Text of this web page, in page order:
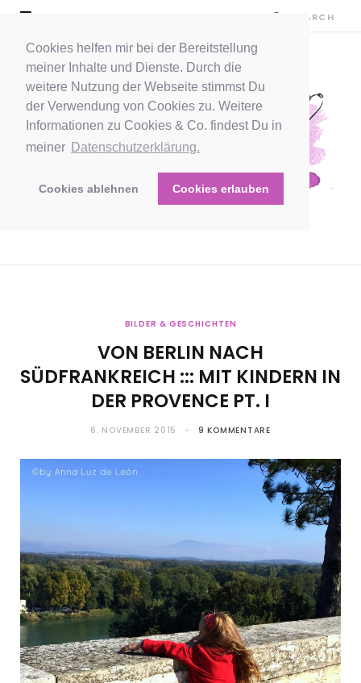
Cookies helfen mir bei der Bereitstellung
meiner Inhalte und Dienste. Durch die
weitere Nutzung der Webseite stimmst Du
der Verwendung von Cookies zu. Weitere
Informationen zu Cookies & Co. findest Du in
meiner Datenschutzerklärung.
Cookies ablehnen Cookies erlauben
BILDER & GESCHICHTEN
VON BERLIN NACH
SÜDFRANKREICH ::: MIT KINDERN IN
DER PROVENCE PT. I
6. NOVEMBER 2015 9 KOMMENTARE